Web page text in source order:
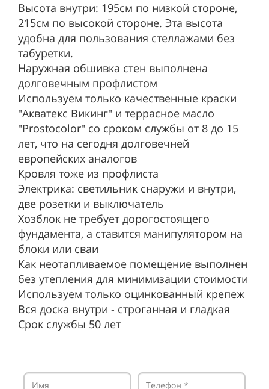
Высота внутри: 195см по низкой стороне,
215см по высокой стороне. Эта высота
удобна для пользования стеллажами без
табуретки.
Наружная обшивка стен выполнена
долговечным профлистом
Используем только качественные краски
"Акватекс Викинг" и террасное масло
"Prostocolor" со сроком службы от 8 до 15
лет, что на сегодня долговечней
европейских аналогов
Кровля тоже из профлиста
Электрика: светильник снаружи и внутри,
две розетки и выключатель
Хозблок не требует дорогостоящего
фундамента, а ставится манипулятором на
блоки или сваи
Как неотапливаемое помещение выполнен
без утепления для минимизации стоимости
Используем только оцинкованный крепеж
Вся доска внутри - строганная и гладкая
Срок службы 50 лет